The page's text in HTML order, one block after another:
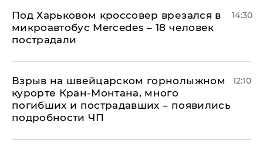
Под Харьковом кроссовер врезался в
микроавтобус Mercedes – 18 человек
пострадали
14:30
Взрыв на швейцарском горнолыжном
курорте Кран-Монтана, много
погибших и пострадавших – появились
подробности ЧП
12:10